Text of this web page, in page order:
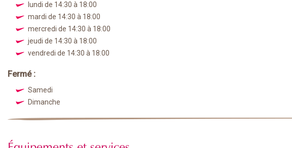
lundi de 14:30 à 18:00
mardi de 14:30 à 18:00
mercredi de 14:30 à 18:00
jeudi de 14:30 à 18:00
vendredi de 14:30 à 18:00
Fermé :
Samedi
Dimanche
Équipements et services